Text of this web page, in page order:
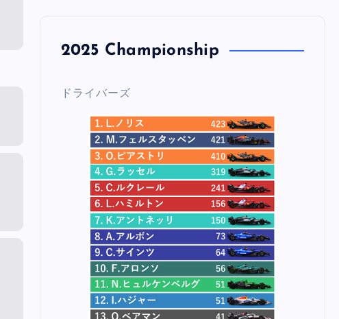
2025 Championship
ドライバーズ